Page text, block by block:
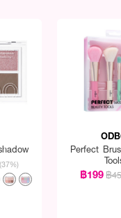
(37%)
Perfect
฿199฿